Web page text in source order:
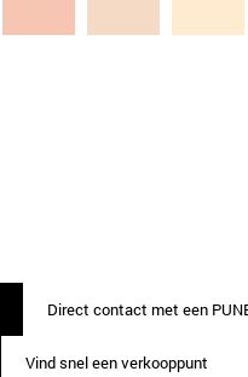
Direct contact met een
Vind snel een verkooppunt